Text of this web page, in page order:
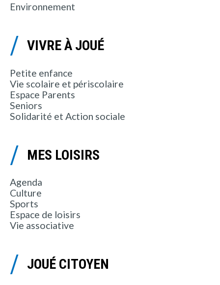
Environnement
VIVRE À JOUÉ
Petite enfance
Vie scolaire et périscolaire
Espace Parents
Seniors
Solidarité et Action sociale
MES LOISIRS
Agenda
Culture
Sports
Espace de loisirs
Vie associative
JOUÉ CITOYEN